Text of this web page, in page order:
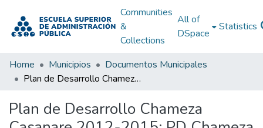
Communities
&
Collections
All of
DSpace
Statistics
Home Municipios
Documentos Municipales
Plan de Desarrollo Chameza Casanare 2012-2015: PD Chameza Casanare 2012-2015
Plan de Desarrollo Chameza